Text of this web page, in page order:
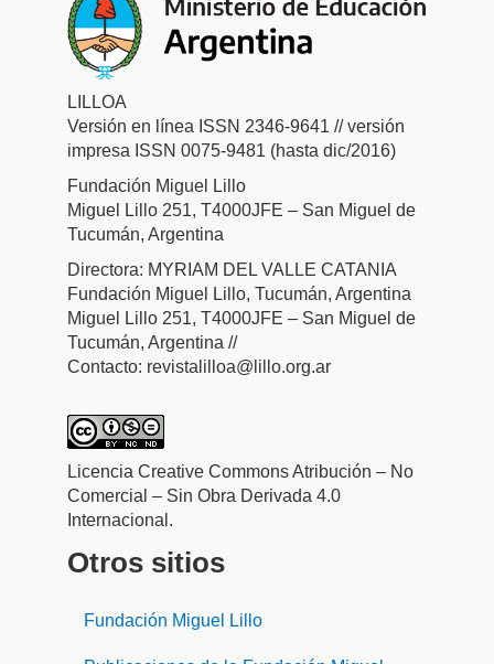
LILLOA
Versión en línea ISSN 2346-9641 // versión
impresa ISSN 0075-9481 (hasta dic/2016)
Fundación Miguel Lillo
Miguel Lillo 251, T4000JFE – San Miguel de
Tucumán, Argentina
Directora: MYRIAM DEL VALLE CATANIA
Fundación Miguel Lillo, Tucumán, Argentina
Miguel Lillo 251, T4000JFE – San Miguel de
Tucumán, Argentina //
Contacto: revistalilloa@lillo.org.ar
Licencia Creative Commons Atribución – No
Comercial – Sin Obra Derivada 4.0
Internacional.
Otros sitios
Fundación Miguel Lillo